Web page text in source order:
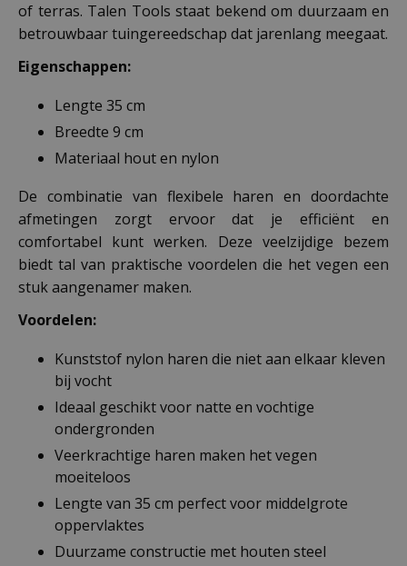
of terras. Talen Tools staat bekend om duurzaam en
betrouwbaar tuingereedschap dat jarenlang meegaat.
Eigenschappen:
Lengte 35 cm
Breedte 9 cm
Materiaal hout en nylon
De combinatie van flexibele haren en doordachte
afmetingen zorgt ervoor dat je efficiënt en
comfortabel kunt werken. Deze veelzijdige bezem
biedt tal van praktische voordelen die het vegen een
stuk aangenamer maken.
Voordelen:
Kunststof nylon haren die niet aan elkaar kleven
bij vocht
Ideaal geschikt voor natte en vochtige
ondergronden
Veerkrachtige haren maken het vegen
moeiteloos
Lengte van 35 cm perfect voor middelgrote
oppervlaktes
Duurzame constructie met houten steel